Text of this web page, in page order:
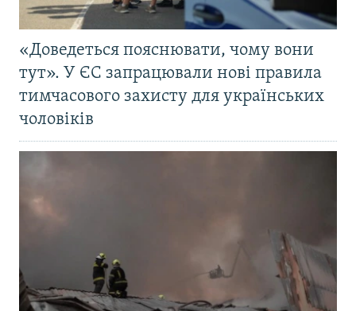
«Доведеться пояснювати, чому вони
тут». У ЄС запрацювали нові правила
тимчасового захисту для українських
чоловіків